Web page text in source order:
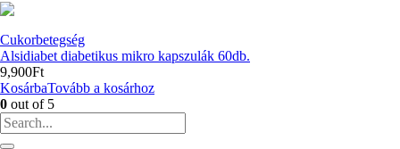
Cukorbetegség
Alsidiabet diabetikus mikro kapszulák 60db.
9,900Ft
KosárbaTovább a kosárhoz
0 out of 5